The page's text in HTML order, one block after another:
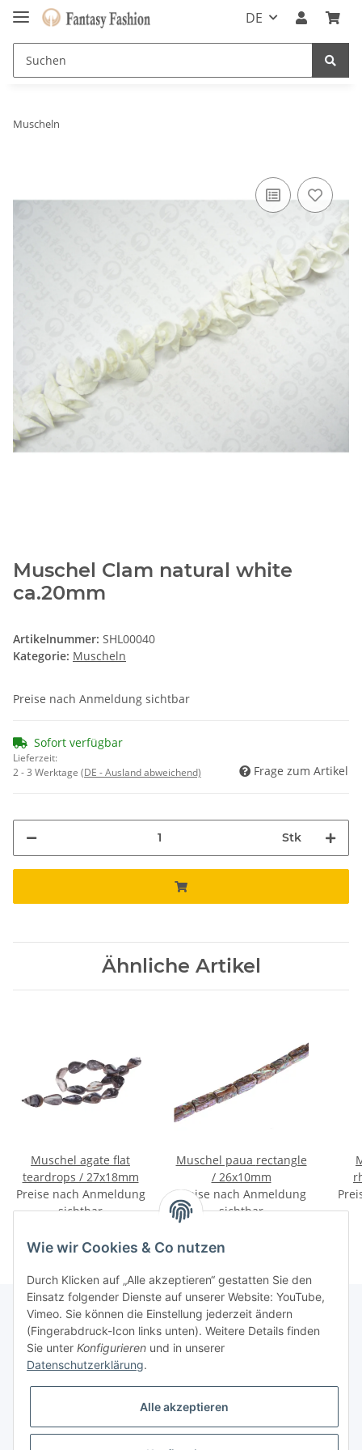
DE
Muscheln
Muschel Clam natural white
ca.20mm
Artikelnummer: SHL00040
Kategorie: Muscheln
Preise nach Anmeldung sichtbar
Sofort verfügbar
Lieferzeit:
2 - 3 Werktage (DE - Ausland abweichend) Frage zum Artikel
Stk
Ähnliche Artikel
Muschel agate flat
teardrops / 27x18mm
Preise nach Anmeldung
sichtbar
Muschel paua rectangle
/ 26x10mm
Preise nach Anmeldung
sichtbar
Informationen
Gesetzliche Informationen
Wie wir Cookies & Co nutzen
Durch Klicken auf „Alle akzeptieren“ gestatten Sie den
Einsatz folgender Dienste auf unserer Website: YouTube,
Vimeo. Sie können die Einstellung jederzeit ändern
(Fingerabdruck-Icon links unten). Weitere Details finden
Sie unter Konfigurieren und in unserer
Datenschutzerklärung.
Alle akzeptieren